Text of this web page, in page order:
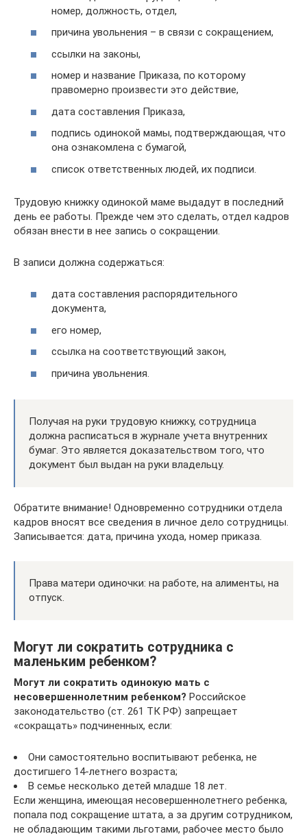
номер, должность, отдел,
причина увольнения – в связи с сокращением,
ссылки на законы,
номер и название Приказа, по которому
правомерно произвести это действие,
дата составления Приказа,
подпись одинокой мамы, подтверждающая, что
она ознакомлена с бумагой,
список ответственных людей, их подписи.
Трудовую книжку одинокой маме выдадут в последний
день ее работы. Прежде чем это сделать, отдел кадров
обязан внести в нее запись о сокращении.
В записи должна содержаться:
дата составления распорядительного
документа,
его номер,
ссылка на соответствующий закон,
причина увольнения.
Получая на руки трудовую книжку, сотрудница
должна расписаться в журнале учета внутренних
бумаг. Это является доказательством того, что
документ был выдан на руки владельцу.
Обратите внимание! Одновременно сотрудники отдела
кадров вносят все сведения в личное дело сотрудницы.
Записывается: дата, причина ухода, номер приказа.
Права матери одиночки: на работе, на алименты, на
отпуск.
Могут ли сократить сотрудника с
маленьким ребенком?
Могут ли сократить одинокую мать с
несовершеннолетним ребенком? Российское
законодательство (ст. 261 ТК РФ) запрещает
«сокращать» подчиненных, если:
Они самостоятельно воспитывают ребенка, не
достигшего 14-летнего возраста;
В семье несколько детей младше 18 лет.
Если женщина, имеющая несовершеннолетнего ребенка,
попала под сокращение штата, а за другим сотрудником,
не обладающим такими льготами, рабочее место было